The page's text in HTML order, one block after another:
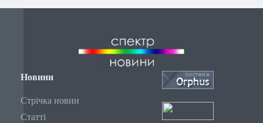
Новини
Стрічка новин
Статті